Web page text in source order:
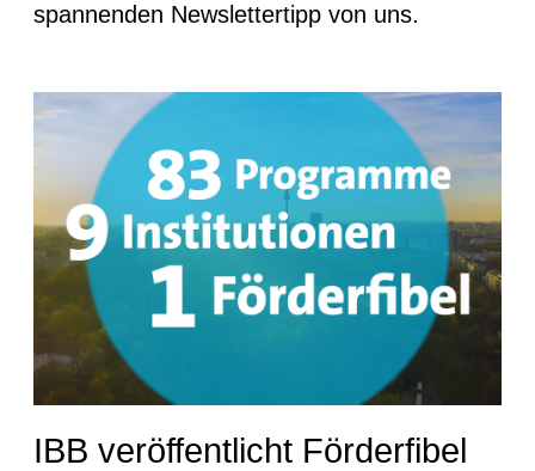
spannenden Newslettertipp von uns.
IBB veröffentlicht Förderfibel